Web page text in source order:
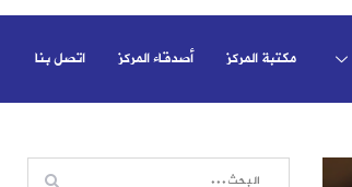
مكتبة المركز أصدقاء المركز اتصل بنا